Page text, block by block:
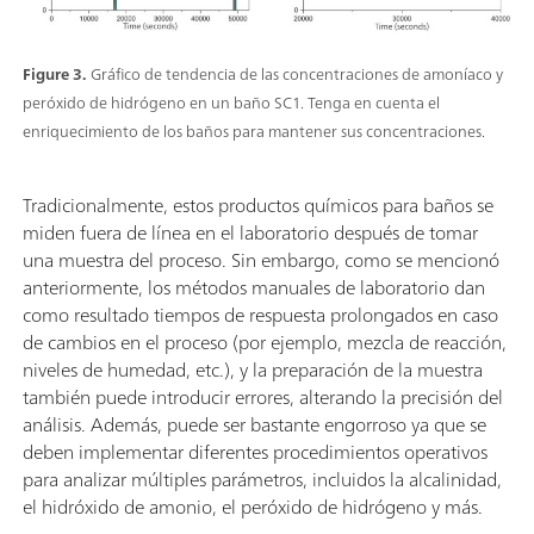
Figure 3.Gráfico de tendencia de las concentraciones de amoníaco y
peróxido de hidrógeno en un baño SC1. Tenga en cuenta el
enriquecimiento de los baños para mantener sus concentraciones.
Tradicionalmente, estos productos químicos para baños se
miden fuera de línea en el laboratorio después de tomar
una muestra del proceso. Sin embargo, como se mencionó
anteriormente, los métodos manuales de laboratorio dan
como resultado tiempos de respuesta prolongados en caso
de cambios en el proceso (por ejemplo, mezcla de reacción,
niveles de humedad, etc.), y la preparación de la muestra
también puede introducir errores, alterando la precisión del
análisis. Además, puede ser bastante engorroso ya que se
deben implementar diferentes procedimientos operativos
para analizar múltiples parámetros, incluidos la alcalinidad,
el hidróxido de amonio, el peróxido de hidrógeno y más.